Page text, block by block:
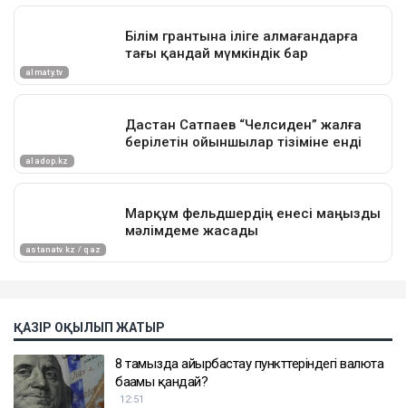
ҚАЗІР ОҚЫЛЫП ЖАТЫР
8 тамызда айырбастау пункттеріндегі валюта
бағамы қандай?
12:51